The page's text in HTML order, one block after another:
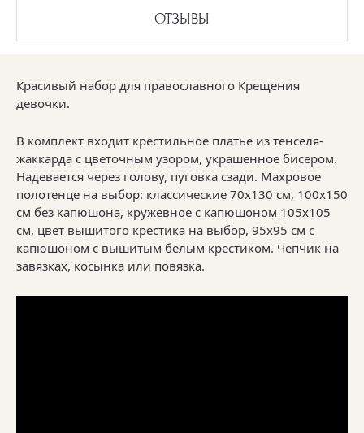
ОТЗЫВЫ
Красивый набор для православного Крещения
девочки.
В комплект входит крестильное платье из тенселя-
жаккарда с цветочным узором, украшенное бисером.
Надевается через голову, пуговка сзади. Махровое
полотенце на выбор: классические 70х130 см, 100х150
см без капюшона, кружевное с капюшоном 105х105
см, цвет вышитого крестика на выбор, 95х95 см с
капюшоном с вышитым белым крестиком. Чепчик на
завязках, косынка или повязка.